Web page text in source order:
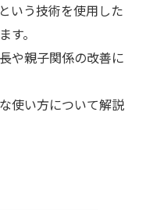
いう技術を使用した
。
や親子関係の改善に
使い方について解説